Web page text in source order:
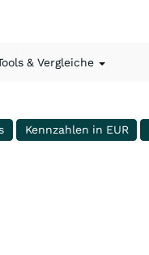
& Vergleiche
Kennzahlen in EUR